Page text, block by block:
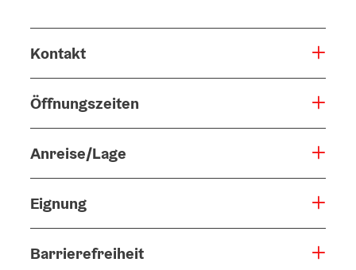
Kontakt
Öffnungszeiten
Anreise/Lage
Eignung
Barrierefreiheit